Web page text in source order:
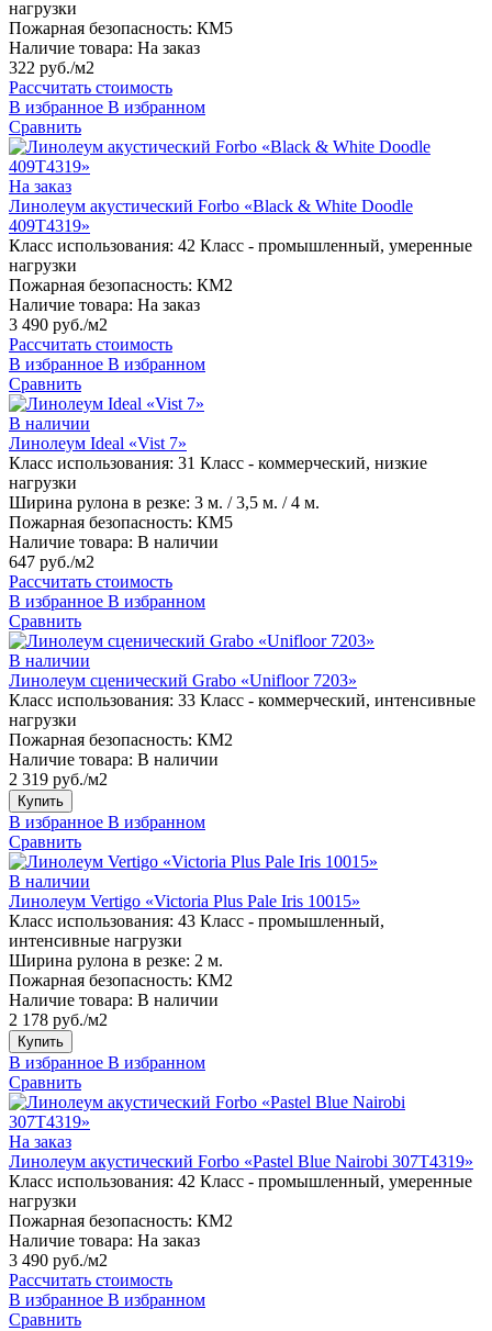
нагрузки
Пожарная безопасность: КМ5
Наличие товара: На заказ
322 руб./м2
Рассчитать стоимость
В избранное В избранном
Сравнить
На заказ
Линолеум акустический Forbo «Black & White Doodle
409T4319»
Класс использования: 42 Класс - промышленный, умеренные
нагрузки
Пожарная безопасность: КМ2
Наличие товара: На заказ
3 490 руб./м2
Рассчитать стоимость
В избранное В избранном
Сравнить
В наличии
Линолеум Ideal «Vist 7»
Класс использования: 31 Класс - коммерческий, низкие
нагрузки
Ширина рулона в резке: 3 м. / 3,5 м. / 4 м.
Пожарная безопасность: КМ5
Наличие товара: В наличии
647 руб./м2
Рассчитать стоимость
В избранное В избранном
Сравнить
В наличии
Линолеум сценический Grabo «Unifloor 7203»
Класс использования: 33 Класс - коммерческий, интенсивные
нагрузки
Пожарная безопасность: КМ2
Наличие товара: В наличии
2 319 руб./м2
Купить
В избранное В избранном
Сравнить
В наличии
Линолеум Vertigo «Victoria Plus Pale Iris 10015»
Класс использования: 43 Класс - промышленный,
интенсивные нагрузки
Ширина рулона в резке: 2 м.
Пожарная безопасность: КМ2
Наличие товара: В наличии
2 178 руб./м2
Купить
В избранное В избранном
Сравнить
На заказ
Линолеум акустический Forbo «Pastel Blue Nairobi 307T4319»
Класс использования: 42 Класс - промышленный, умеренные
нагрузки
Пожарная безопасность: КМ2
Наличие товара: На заказ
3 490 руб./м2
Рассчитать стоимость
В избранное В избранном
Сравнить